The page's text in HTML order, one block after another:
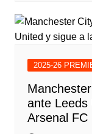
2025-26
ante Leeds
Arsenal FC